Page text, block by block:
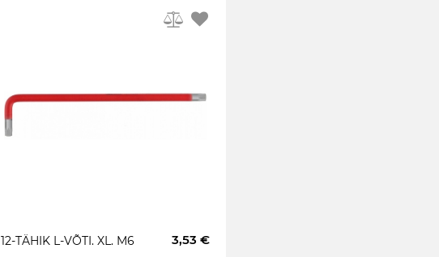
12-TÄHIK L-VÕTI. XL. M6 3,53 €